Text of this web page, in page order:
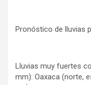
Pronóstico de lluvias
Lluvias muy fuertes
mm): Oaxaca (norte,